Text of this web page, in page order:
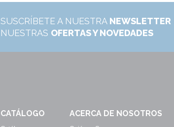
SUSCRÍBETE A NUESTRA NEWSLETTER
NUESTRAS OFERTAS Y NOVEDADES
CATÁLOGO ACERCA DE NOSOTROS